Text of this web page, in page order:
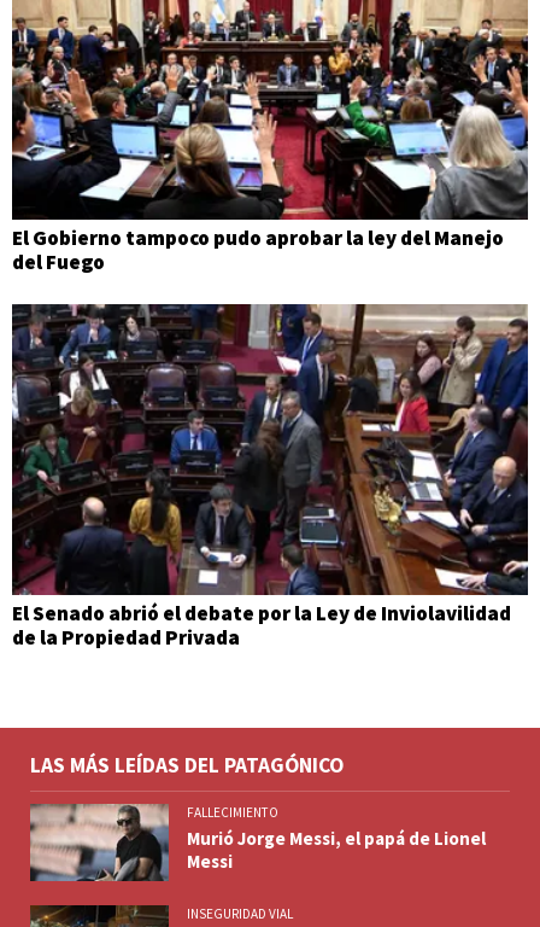
El Gobierno tampoco pudo aprobar la ley del Manejo
del Fuego
El Senado abrió el debate por la Ley de Inviolavilidad
de la Propiedad Privada
LAS MÁS LEÍDAS DEL PATAGÓNICO
FALLECIMIENTO
Murió Jorge Messi, el papá de Lionel
Messi
INSEGURIDAD VIAL